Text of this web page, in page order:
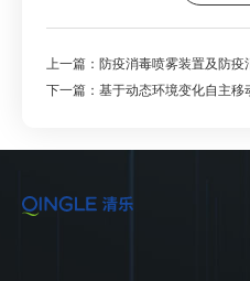
上一篇：防疫消毒喷雾装置及防疫
下一篇：基于动态环境变化自主移